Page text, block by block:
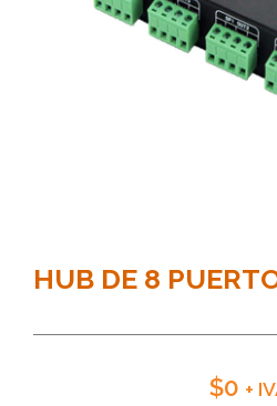
HUB DE 8
$0 +